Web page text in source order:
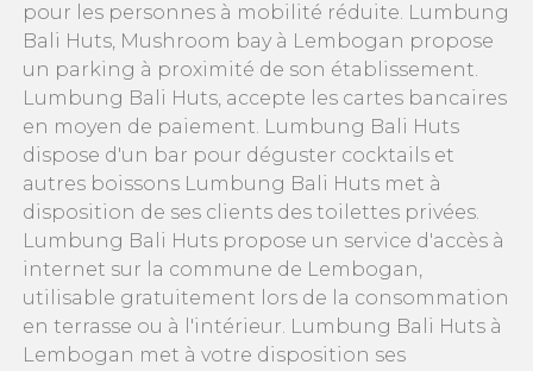
pour les personnes à mobilité réduite. Lumbung
Bali Huts, Mushroom bay à Lembogan propose
un parking à proximité de son établissement.
Lumbung Bali Huts, accepte les cartes bancaires
en moyen de paiement. Lumbung Bali Huts
dispose d'un bar pour déguster cocktails et
autres boissons Lumbung Bali Huts met à
disposition de ses clients des toilettes privées.
Lumbung Bali Huts propose un service d'accès à
internet sur la commune de Lembogan,
utilisable gratuitement lors de la consommation
en terrasse ou à l'intérieur. Lumbung Bali Huts à
Lembogan met à votre disposition ses